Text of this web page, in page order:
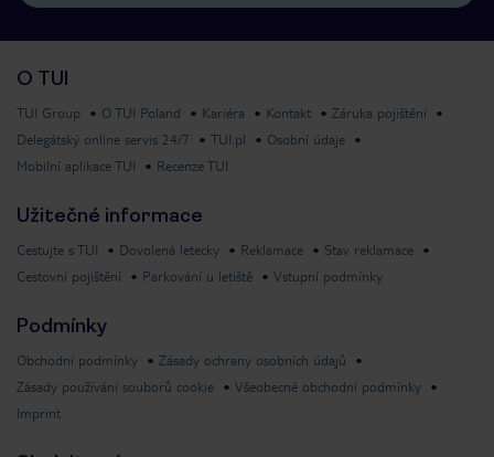
O TUI
TUI Group O TUI Poland Kariéra Kontakt
Záruka pojištění
Delegátský online servis 24/7
TUI.pl
Osobní údaje
Mobilní aplikace TUI
Recenze TUI
Užitečné informace
Cestujte s TUI Dovolená letecky Reklamace
Stav reklamace
Cestovní pojištění
Parkování u letiště Vstupní podmínky
Podmínky
Obchodní podmínky
Zásady ochrany osobních údajů
Zásady používání souborů cookie
Všeobecné obchodní podmínky
Imprint